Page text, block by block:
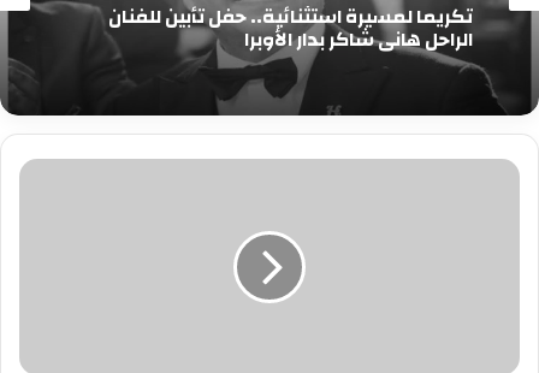
تكريما لمسيرة استثنائية.. حفل تأبين للفنان
الراحل هاني شاكر بدار الأوبرا
هبة